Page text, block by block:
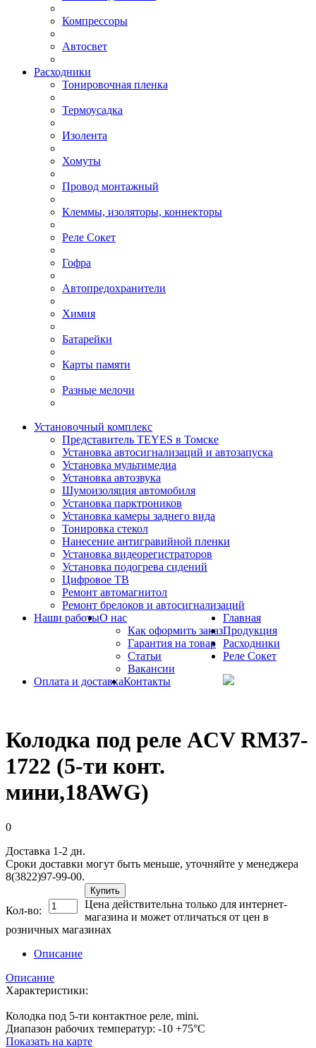
Компрессоры
Автосвет
Расходники
Тонировочная пленка
Термоусадка
Изолента
Хомуты
Провод монтажный
Клеммы, изоляторы, коннекторы
Реле Сокет
Гофра
Автопредохранители
Химия
Батарейки
Карты памяти
Разные мелочи
Установочный комплекс
Представитель TEYES в Томске
Установка автосигнализаций и автозапуска
Установка мультимедиа
Установка автозвука
Шумоизоляция автомобиля
Установка парктроников
Установка камеры заднего вида
Тонировка стекол
Нанесение антигравийной пленки
Установка видеорегистраторов
Установка подогрева сидений
Цифровое ТВ
Ремонт автомагнитол
Ремонт брелоков и автосигнализаций
Наши работыО нас
Как оформить заказ
Гарантия на товар
Статьи
Вакансии
Оплата и доставкаКонтакты
Главная
Продукция
Расходники
Реле Сокет
Колодка под реле ACV RM37-
1722 (5-ти конт.
мини,18AWG)
0
Доставка 1-2 дн.
Сроки доставки могут быть меньше, уточняйте у менеджера
8(3822)97-99-00.
Кол-во:
Купить
Цена действительна только для интернет-
магазина и может отличаться от цен в
розничных магазинах
Описание
Описание
Характеристики:
Колодка под 5-ти контактное реле, mini.
Диапазон рабочих температур: -10 +75°C
Показать на карте